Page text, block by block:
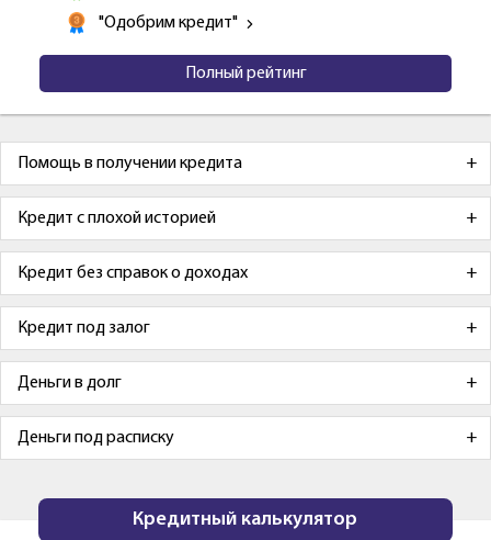
"Одобрим кредит"
Полный рейтинг
Помощь в получении кредита
Кредит с плохой историей
Кредит без справок о доходах
Кредит под залог
Деньги в долг
Деньги под расписку
Кредитный калькулятор